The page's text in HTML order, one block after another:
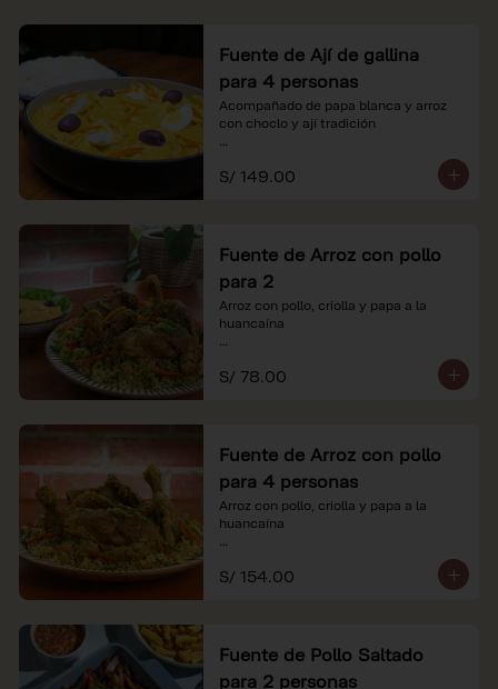
Fuente de Ají de gallina
para 4 personas
Acompañado de papa blanca y arroz
con choclo y ají tradición
*Nuestros precios están expresados en
soles e incluyen impuestos de ley y
S/ 149.00
Fuente de Arroz con pollo
para 2
Arroz con pollo, criolla y papa a la
huancaína
*Nuestros precios están expresados en
soles e incluyen impuestos de ley y
S/ 78.00
Fuente de Arroz con pollo
para 4 personas
Arroz con pollo, criolla y papa a la
huancaína
*Nuestros precios están expresados en
soles e incluyen impuestos de ley y
S/ 154.00
Fuente de Pollo Saltado
para 2 personas